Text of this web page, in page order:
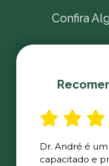
Confira
Dr. André é
capacitado e